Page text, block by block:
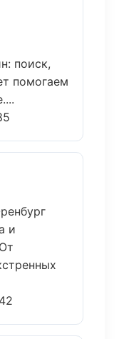
поиск,
помогаем
и